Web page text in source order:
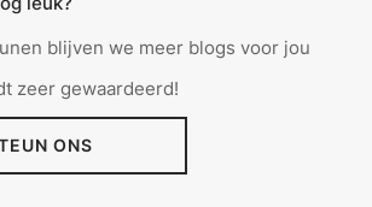
blijven we meer blogs voor jou
zeer gewaardeerd!
ONS